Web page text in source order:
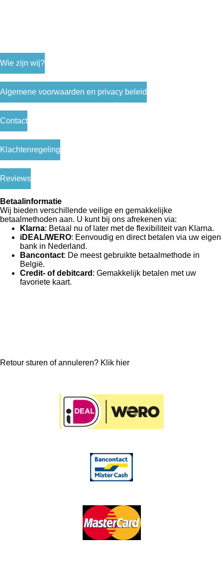
Wie zijn wij?
Algemene voorwaarden en privacy beleid
Contact
Klachtenregeling
Reviews
Betaalinformatie
Wij bieden verschillende veilige en gemakkelijke
betaalmethoden aan. U kunt bij ons afrekenen via:
Klarna: Betaal nu of later met de flexibiliteit van Klarna.
iDEAL/WERO: Eenvoudig en direct betalen via uw eigen
bank in Nederland.
Bancontact: De meest gebruikte betaalmethode in
België.
Credit- of debitcard : Gemakkelijk betalen met uw
favoriete kaart.
Retour sturen of annuleren? Klik hier